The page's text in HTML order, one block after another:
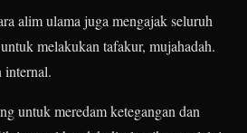
alim ulama juga mengajak seluruh
melakukan tafakur, mujahadah.
internal.
untuk meredam ketegangan dan